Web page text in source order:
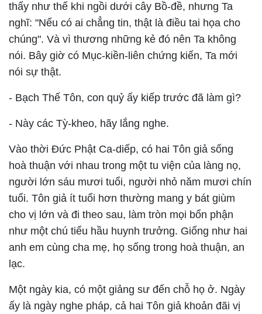
thấy như thế khi ngồi dưới cây Bồ-đề, nhưng Ta
nghĩ: "Nếu có ai chẳng tin, thật là điều tai họa cho
chúng". Và vì thương những kẻ đó nên Ta không
nói. Bây giờ có Mục-kiền-liên chứng kiến, Ta mới
nói sự thật.
- Bạch Thế Tôn, con quỷ ấy kiếp trước đã làm gì?
- Này các Tỳ-kheo, hãy lắng nghe.
Vào thời Đức Phật Ca-diếp, có hai Tôn giả sống
hoà thuận với nhau trong một tu viện của làng nọ,
người lớn sáu mươi tuổi, người nhỏ năm mươi chín
tuổi. Tôn giả ít tuổi hơn thường mang y bát giùm
cho vị lớn và đi theo sau, làm tròn mọi bổn phận
như một chú tiểu hầu huynh trưởng. Giống như hai
anh em cùng cha mẹ, họ sống trong hoà thuận, an
lạc.
Một ngày kia, có một giảng sư đến chỗ họ ở. Ngày
ấy là ngày nghe pháp, cả hai Tôn giả khoản đãi vị